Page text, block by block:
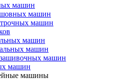
машин
машин
машин
машин
машин
машин
машин